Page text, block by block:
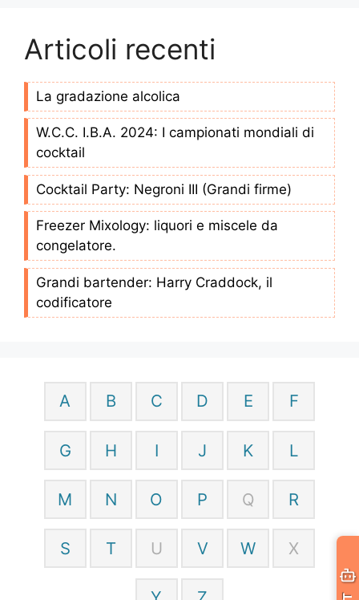
Articoli recenti
La gradazione alcolica
W.C.C. I.B.A. 2024: I campionati mondiali di
cocktail
Cocktail Party: Negroni III (Grandi firme)
Freezer Mixology: liquori e miscele da
congelatore.
Grandi bartender: Harry Craddock, il
codificatore
A B C D E F
G H I J K L
M N O P Q R
S T U V W X